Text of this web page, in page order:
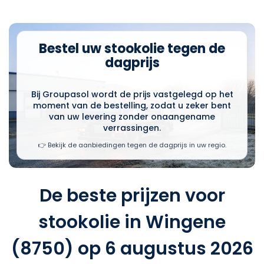
Bestel uw stookolie tegen de
dagprijs
Bij Groupasol wordt de prijs vastgelegd op het
moment van de bestelling, zodat u zeker bent
van uw levering zonder onaangename
verrassingen.
👉 Bekijk de aanbiedingen tegen de dagprijs in uw regio.
De beste prijzen voor
stookolie in Wingene
(8750) op 6 augustus 2026